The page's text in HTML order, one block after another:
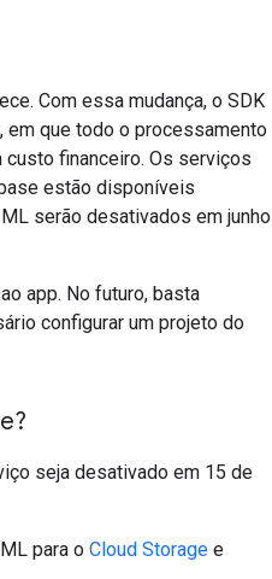
Com essa mudança, o SDK
que todo o processamento
financeiro. Os serviços
estão disponíveis
serão desativados em junho
app. No futuro, basta
configurar um projeto do
seja desativado em 15 de
para o Cloud Storage e